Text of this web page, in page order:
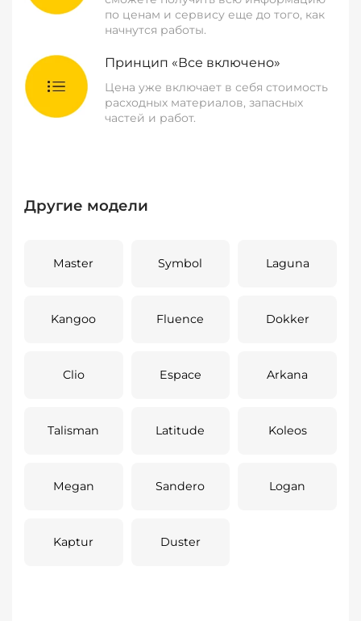
по ценам и сервису еще до того, как
начнутся работы.
Принцип «Все включено»
Цена уже включает в себя стоимость
расходных материалов, запасных
частей и работ.
Другие модели
Master Symbol Laguna
Kangoo Fluence Dokker
Clio Espace Arkana
Talisman Latitude Koleos
Megan Sandero Logan
Kaptur Duster